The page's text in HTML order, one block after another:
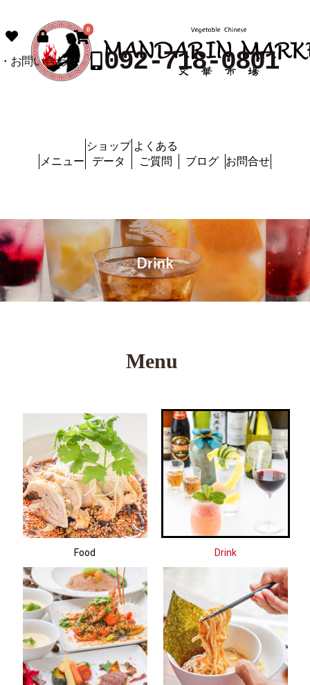
0
メニュー
ショップ
データ
よくある
ご質問
ブログ お問合せ
Food Drink